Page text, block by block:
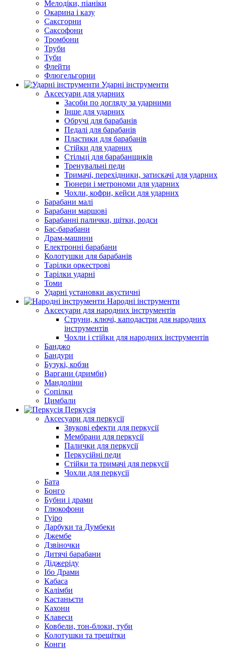
Мелодіки, піаніки
Окарина і казу
Саксгорни
Саксофони
Тромбони
Труби
Туби
Флейти
Флюгельгорни
Ударні інструменти
Аксесуари для ударних
Засоби по догляду за ударними
Інше для ударних
Обручі для барабанів
Педалі для барабанів
Пластики для барабанів
Стійки для ударних
Стільці для барабанщиків
Тренувальні педи
Тримачі, перехідники, затискачі для ударних
Тюнери і метрономи для ударних
Чохли, кофри, кейси для ударних
Барабани малі
Барабани маршові
Барабанні палички, щітки, родси
Бас-барабани
Драм-машини
Електронні барабани
Колотушки для барабанів
Тарілки оркестрові
Тарілки ударні
Томи
Ударні установки акустичні
Народні інструменти
Аксесуари для народних інструментів
Струни, ключі, каподастри для народних
інструментів
Чохли і стійки для народних інструментів
Банджо
Бандури
Бузукі, кобзи
Варгани (дримби)
Мандоліни
Сопілки
Цимбали
Перкусія
Аксесуари для перкусії
Звукові ефекти для перкусії
Мембрани для перкусії
Палички для перкусії
Перкусійні педи
Стійки та тримачі для перкусії
Чохли для перкусії
Бата
Бонго
Бубни і драми
Глюкофони
Гуіро
Дарбуки та Думбеки
Джембе
Дзвіночки
Дитячі барабани
Діджеріду
Ібо Драми
Кабаса
Калімби
Кастаньєти
Кахони
Клавеси
Ковбели, тон-блоки, туби
Колотушки та трещітки
Конги